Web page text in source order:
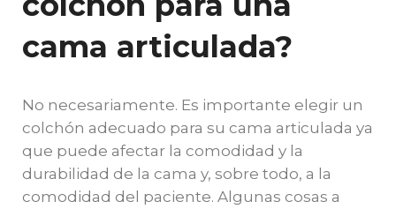
cama articulada?
No necesariamente. Es importante elegir un
colchón adecuado para su cama articulada ya
que puede afectar la comodidad y la
durabilidad de la cama y, sobre todo, a la
comodidad del paciente. Algunas cosas a